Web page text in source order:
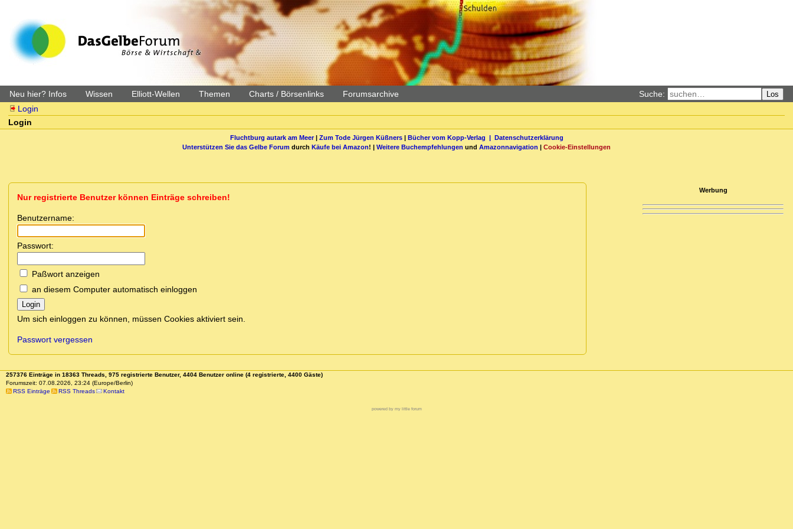
Neu hier? Infos Wissen Elliott-Wellen Themen Charts / Börsenlinks Forumsarchive Suche: Los
Login
Login
Fluchtburg autark am Meer| Zum Tode Jürgen Küßners| Bücher vom Kopp-Verlag | Datenschutzerklärung
Unterstützen Sie das Gelbe Forum durch Käufe bei Amazon! | Weitere Buchempfehlungen und Amazonnavigation | Cookie-Einstellungen
Nur registrierte Benutzer können Einträge schreiben!
Benutzername:
Passwort:
Paßwort anzeigen
an diesem Computer automatisch einloggen
Login
Um sich einloggen zu können, müssen Cookies aktiviert sein.
Passwort vergessen
Werbung
257376 Einträge in 18363 Threads, 975 registrierte Benutzer, 4404 Benutzer online (4 registrierte, 4400 Gäste)
Forumszeit: 07.08.2026, 23:24 (Europe/Berlin)
RSS Einträge
RSS Threads Kontakt
powered by my little forum